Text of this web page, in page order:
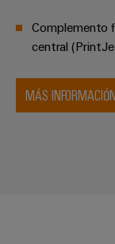
Complemento
central
MÁS INFORMACIÓN